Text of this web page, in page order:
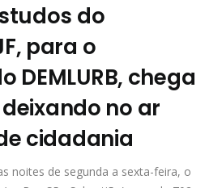
do
para o
DEMLURB, chega
no ar
cidadania
noites de segunda a sexta-feira, o